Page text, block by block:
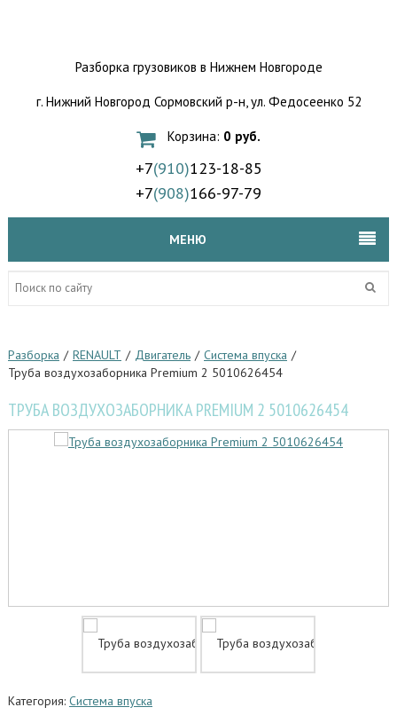
Разборка грузовиков в Нижнем Новгороде
г. Нижний Новгород Сормовский р-н,ул. Федосеенко 52
Корзина: 0 руб.
+7(910)123-18-85
+7(908)166-97-79
МЕНЮ
Разборка / RENAULT / Двигатель / Система впуска /
Труба воздухозаборника Premium 2 5010626454
ТРУБА ВОЗДУХОЗАБОРНИКА PREMIUM 2 5010626454
Категория: Система впуска